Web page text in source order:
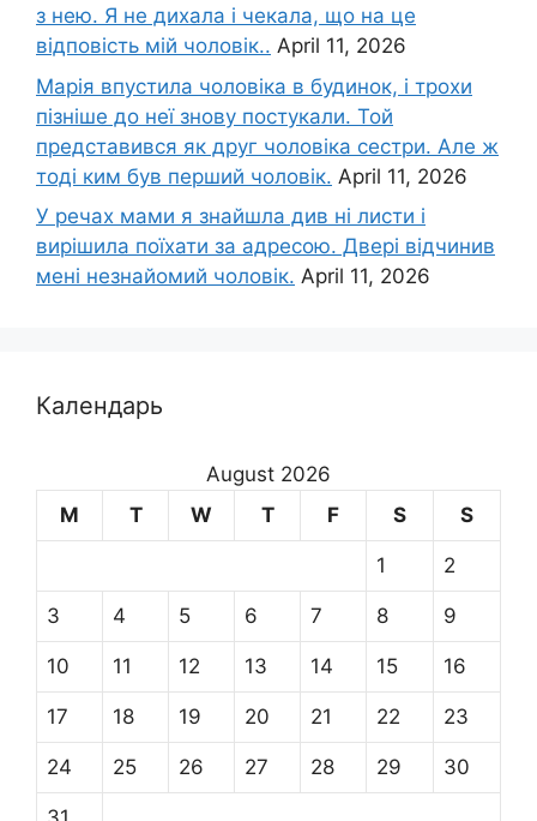
з нею. Я не дихала і чекала, що на це
відповість мій чоловік.. April 11, 2026
Марія впустила чоловіка в будинок, і трохи
пізніше до неї знову постукали. Той
представився як друг чоловіка сестри. Але ж
тоді ким був перший чоловік. April 11, 2026
У речах мами я знайшла див ні листи і
вирішила поїхати за адресою. Двері відчинив
мені незнайомий чоловік. April 11, 2026
Календарь
August 2026
M
T W T F S S
1 2
3 4 5 6 7 8 9
10 11 12 13 14 15 16
17 18 19 20 21 22 23
24 25 26 27 28 29 30